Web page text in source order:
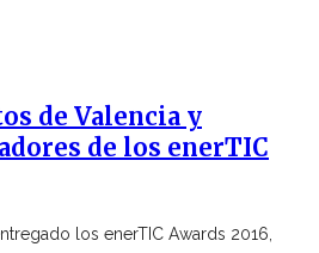
de Valencia y
de los enerTIC
los enerTIC Awards 2016,